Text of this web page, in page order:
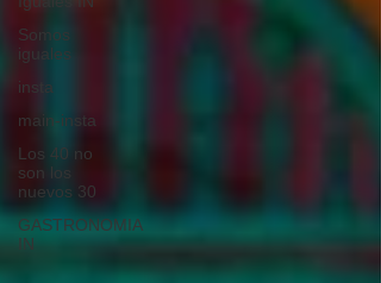
Somos
iguales
insta
main-insta
Los 40 no
son los
nuevos 30
GASTRONOMIA
IN